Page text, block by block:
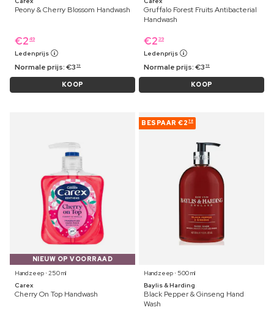
Peony & Cherry Blossom Handwash
€2 49
Ledenprijs
Normale prijs:€3 19
KOOP
Gruffalo Forest Fruits Antibacterial
Handwash
€2 39
Ledenprijs
Normale prijs:€3 19
KOOP
NIEUW OP VOORRAAD
Handzeep ⋅ 250 ml
Carex
Cherry On Top Handwash
BESPAAR €2 78
Handzeep ⋅ 500 ml
Baylis & Harding
Black Pepper & Ginseng Hand
Wash